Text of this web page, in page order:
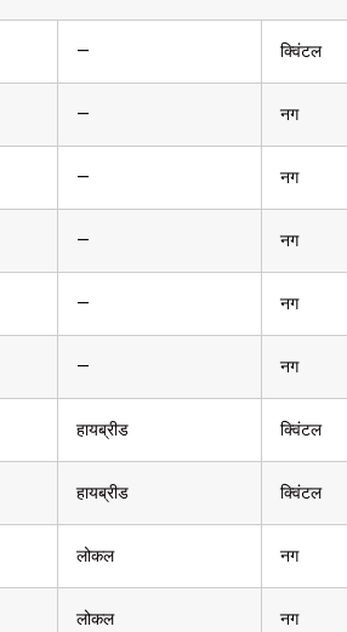
— क्विंटल
— नग
— नग
— नग
— नग
— नग
हायब्रीड क्विंटल
हायब्रीड क्विंटल
लोकल नग
लोकल नग